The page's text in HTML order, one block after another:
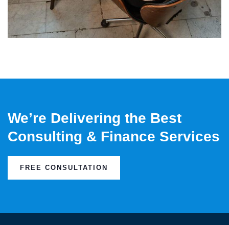
We’re Delivering the Best
Consulting & Finance Services
FREE CONSULTATION